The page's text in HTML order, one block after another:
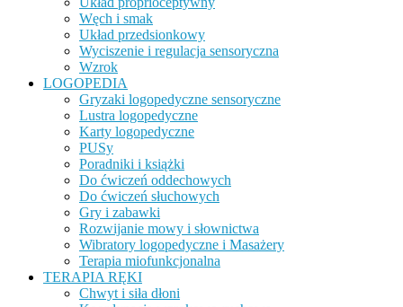
Węch i smak
Układ przedsionkowy
Wyciszenie i regulacja sensoryczna
Wzrok
LOGOPEDIA
Gryzaki logopedyczne sensoryczne
Lustra logopedyczne
Karty logopedyczne
PUSy
Poradniki i książki
Do ćwiczeń oddechowych
Do ćwiczeń słuchowych
Gry i zabawki
Rozwijanie mowy i słownictwa
Wibratory logopedyczne i Masażery
Terapia miofunkcjonalna
TERAPIA RĘKI
Chwyt i siła dłoni